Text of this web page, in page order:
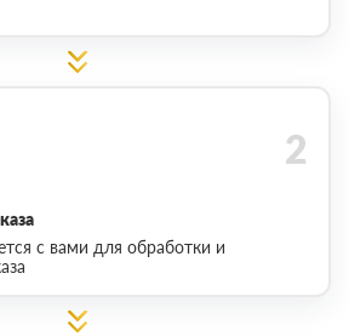
с вами для обработки и